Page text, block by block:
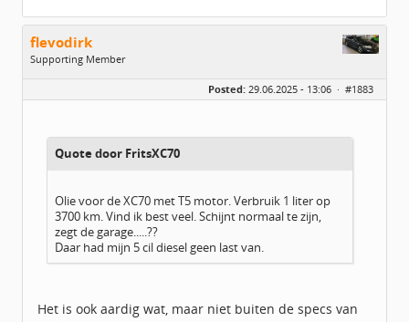
flevodirk
Supporting Member
Leeftijd:
56
Posted: 29.06.2025 - 13:06 · #1883
Quote door FritsXC70
Olie voor de XC70 met T5 motor. Verbruik 1 liter op
3700 km. Vind ik best veel. Schijnt normaal te zijn,
zegt de garage.....??
Daar had mijn 5 cil diesel geen last van.
Het is ook aardig wat, maar niet buiten de specs van